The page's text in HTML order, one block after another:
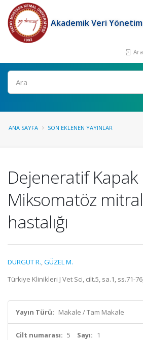
Akademik Veri
Ara
ANA SAYFA SON EKLENEN YAYINLAR
Dejeneratif Kapak
Miksomatöz
hastalığı
DURGUT R.,GÜZEL M.
Türkiye Klinikleri J Vet Sci, cilt.5, sa.1, ss.71-
Yayın Türü: Makale / Tam Makale
Cilt numarası: 5 Sayı: 1